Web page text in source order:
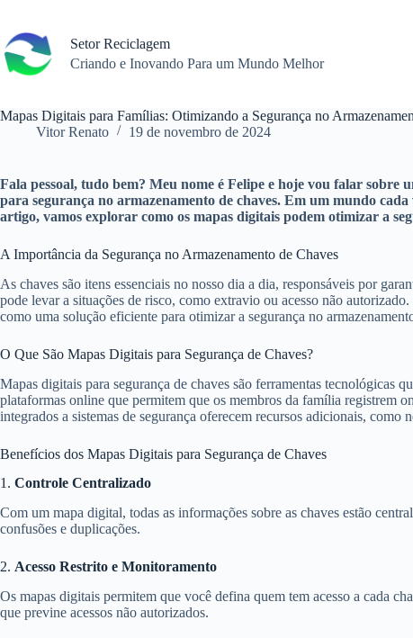
conteúdo
Setor Reciclagem
Criando e Inovando Para um Mundo Melhor
Mapas Digitais para Famílias: Otimizando a Segurança no
Vitor Renato
19 de novembro de 2024
Fala pessoal, tudo bem? Meu nome é Felipe e hoje vou falar sobre
para segurança no armazenamento de chaves. Em um mundo
artigo, vamos explorar como os mapas digitais podem otimizar a
A Importância da Segurança no Armazenamento de Chaves
As chaves são itens essenciais no nosso dia a dia, responsáveis por
pode levar a situações de risco, como extravio ou acesso não
como uma solução eficiente para otimizar a segurança no
O Que São Mapas Digitais para Segurança de Chaves?
Mapas digitais para segurança de chaves são ferramentas tecnológicas
plataformas online que permitem que os membros da família registrem
integrados a sistemas de segurança oferecem recursos adicionais,
Benefícios dos Mapas Digitais para Segurança de Chaves
1. Controle Centralizado
Com um mapa digital, todas as informações sobre as chaves estão
confusões e duplicações.
2. Acesso Restrito e Monitoramento
Os mapas digitais permitem que você defina quem tem acesso a cada
que previne acessos não autorizados.